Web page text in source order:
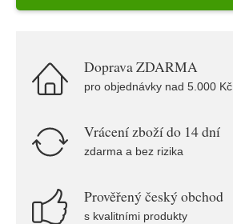
Doprava ZDARMA
pro objednávky nad 5.000 Kč
Vrácení zboží do 14 dní
zdarma a bez rizika
Prověřený český obchod
s kvalitními produkty